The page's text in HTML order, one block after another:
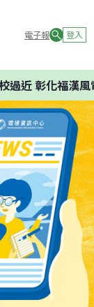
電子報 登入
近 彰化福漢風